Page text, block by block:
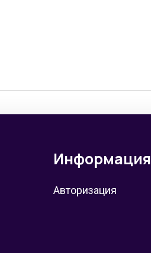
Информация
Авторизация